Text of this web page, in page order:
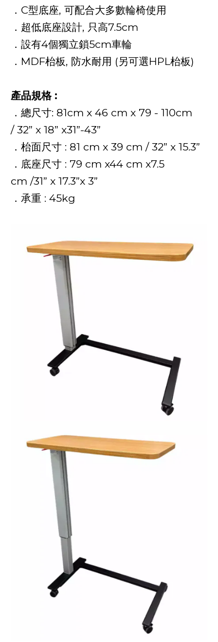
． C型底座, 可配合大多數輪椅使用
．超低底座設計, 只高7.5cm
．設有4個獨立鎖5cm車輪
． MDF枱板, 防水耐用 (另可選HPL枱板)
產品規格:
．總尺寸: 81cm x 46 cm x 79 - 110cm
/ 32” x 18” x31”-43”
．枱面尺寸 : 81 cm x 39 cm / 32” x 15.3”
．底座尺寸 : 79 cm x44 cm x7.5
cm /31” x 17.3”x 3”
．承重 : 45kg